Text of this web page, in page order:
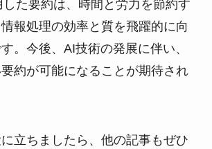
た要約は、時間と労力を節約す
報処理の効率と質を飛躍的に向
。今後、AI技術の発展に伴い、
約が可能になることが期待され
立ちましたら、他の記事もぜひ